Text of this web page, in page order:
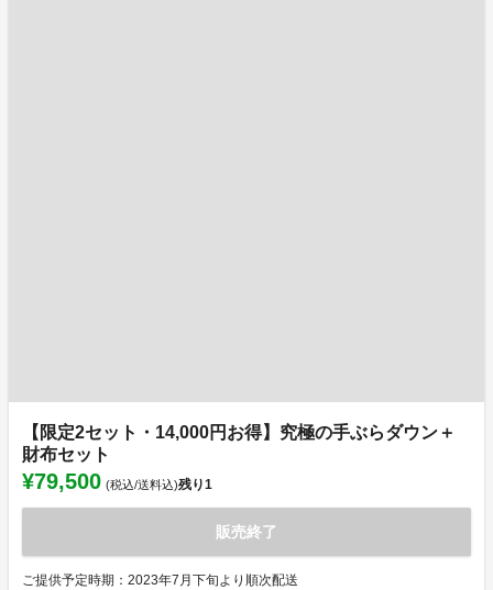
【限定2セット・14,000円お得】究極の手ぶらダウン＋
財布セット
¥79,500 (税込/送料込)残り1
販売終了
ご提供予定時期：2023年7月下旬より順次配送